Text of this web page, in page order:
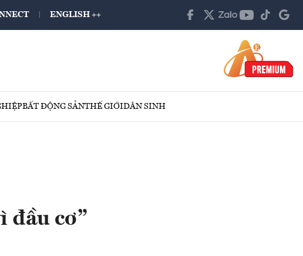
ENGLISH ++
BẤT ĐỘNG SẢNTHẾ GIỚIDÂN SINH
đầu cơ”